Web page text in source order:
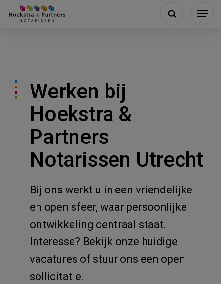
Werken bij
Hoekstra &
Partners
Notarissen Utrecht
Bij ons werkt u in een vriendelijke
en open sfeer, waar persoonlijke
ontwikkeling centraal staat.
Interesse? Bekijk onze huidige
vacatures of stuur ons een open
sollicitatie.